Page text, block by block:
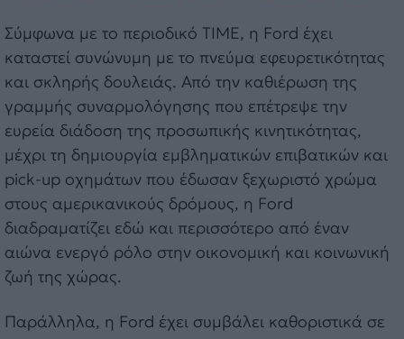
Σύμφωνα με το περιοδικό TIME, η Ford έχει
καταστεί συνώνυμη με το πνεύμα εφευρετικότητας
και σκληρής δουλειάς. Από την καθιέρωση της
γραμμής συναρμολόγησης που επέτρεψε την
ευρεία διάδοση της προσωπικής κινητικότητας,
μέχρι τη δημιουργία εμβληματικών επιβατικών και
pick-up οχημάτων που έδωσαν ξεχωριστό χρώμα
στους αμερικανικούς δρόμους, η Ford
διαδραματίζει εδώ και περισσότερο από έναν
αιώνα ενεργό ρόλο στην οικονομική και κοινωνική
ζωή της χώρας.
Παράλληλα, η Ford έχει συμβάλει καθοριστικά σε